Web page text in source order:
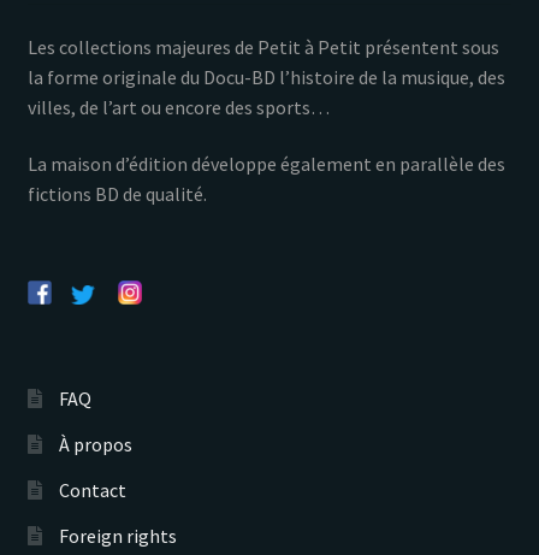
Les collections majeures de Petit à Petit présentent sous
la forme originale du Docu-BD l’histoire de la musique, des
villes, de l’art ou encore des sports…
La maison d’édition développe également en parallèle des
fictions BD de qualité.
FAQ
À propos
Contact
Foreign rights